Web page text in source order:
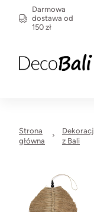
Darmowa
dostawa od
150 zł
Strona
główna
z Bali